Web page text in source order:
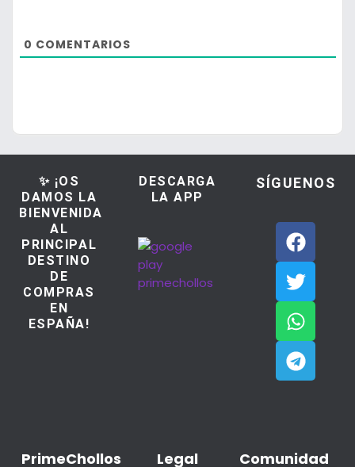
0 COMENTARIOS
✨ ¡OS
DAMOS LA
BIENVENIDA
AL
PRINCIPAL
DESTINO
DE
COMPRAS
EN
ESPAÑA!
DESCARGA
LA APP
SÍGUENOS
PrimeChollos Legal Comunidad